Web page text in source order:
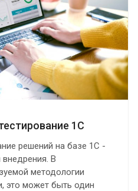
1С
решений на базе 1С -
В
методологии
это может быть один